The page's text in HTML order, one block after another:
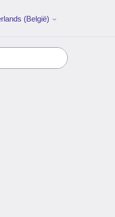
(België)